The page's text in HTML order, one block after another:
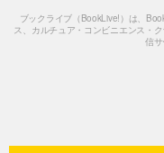
ブックライブ（BookLive!）は、
ス、カルチュア・コンビニエンス・
信サ